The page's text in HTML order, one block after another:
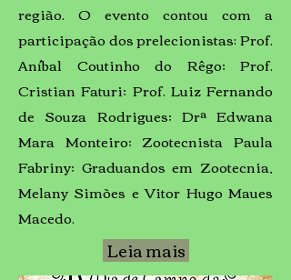
região. O evento contou com a
participação dos prelecionistas: Prof.
Aníbal Coutinho do Rêgo; Prof.
Cristian Faturi; Prof. Luiz Fernando
de Souza Rodrigues; Drª Edwana
Mara Monteiro; Zootecnista Paula
Fabriny; Graduandos em Zootecnia,
Melany Simões e Vitor Hugo Maues
Macedo.
Leia mais